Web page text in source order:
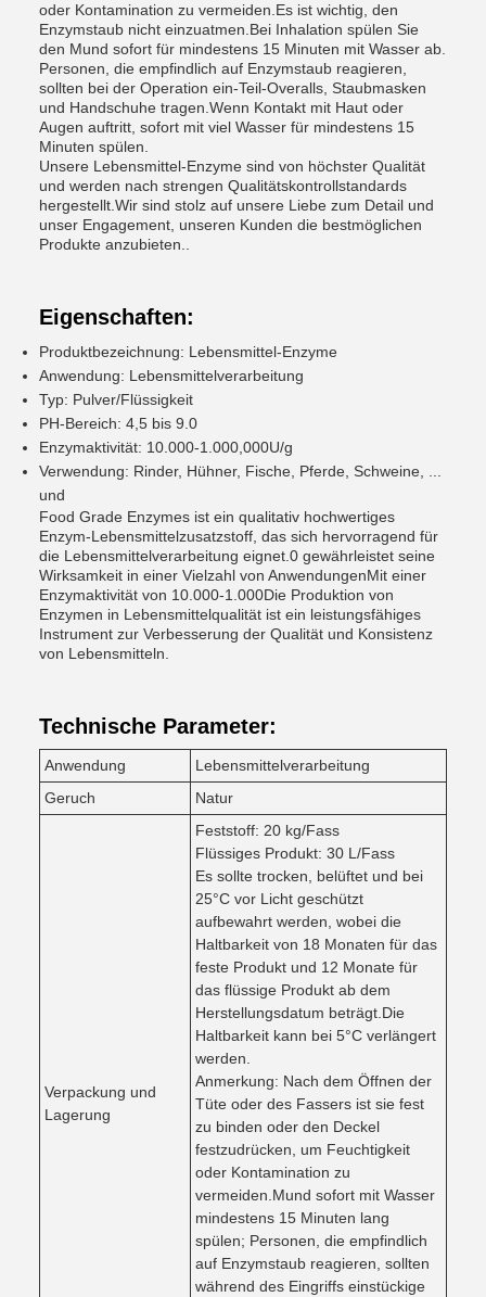
oder Kontamination zu vermeiden.Es ist wichtig, den
Enzymstaub nicht einzuatmen.Bei Inhalation spülen Sie
den Mund sofort für mindestens 15 Minuten mit Wasser ab.
Personen, die empfindlich auf Enzymstaub reagieren,
sollten bei der Operation ein-Teil-Overalls, Staubmasken
und Handschuhe tragen.Wenn Kontakt mit Haut oder
Augen auftritt, sofort mit viel Wasser für mindestens 15
Minuten spülen.
Unsere Lebensmittel-Enzyme sind von höchster Qualität
und werden nach strengen Qualitätskontrollstandards
hergestellt.Wir sind stolz auf unsere Liebe zum Detail und
unser Engagement, unseren Kunden die bestmöglichen
Produkte anzubieten..
Eigenschaften:
Produktbezeichnung: Lebensmittel-Enzyme
Anwendung: Lebensmittelverarbeitung
Typ: Pulver/Flüssigkeit
PH-Bereich: 4,5 bis 9.0
Enzymaktivität: 10.000-1.000,000U/g
Verwendung: Rinder, Hühner, Fische, Pferde, Schweine, ...
und
Food Grade Enzymes ist ein qualitativ hochwertiges
Enzym-Lebensmittelzusatzstoff, das sich hervorragend für
die Lebensmittelverarbeitung eignet.0 gewährleistet seine
Wirksamkeit in einer Vielzahl von AnwendungenMit einer
Enzymaktivität von 10.000-1.000Die Produktion von
Enzymen in Lebensmittelqualität ist ein leistungsfähiges
Instrument zur Verbesserung der Qualität und Konsistenz
von Lebensmitteln.
Technische Parameter:
Anwendung
Lebensmittelverarbeitung
Geruch
Natur
Verpackung und
Lagerung
Feststoff: 20 kg/Fass
Flüssiges Produkt: 30 L/Fass
Es sollte trocken, belüftet und bei
25°C vor Licht geschützt
aufbewahrt werden, wobei die
Haltbarkeit von 18 Monaten für das
feste Produkt und 12 Monate für
das flüssige Produkt ab dem
Herstellungsdatum beträgt.Die
Haltbarkeit kann bei 5°C verlängert
werden.
Anmerkung: Nach dem Öffnen der
Tüte oder des Fassers ist sie fest
zu binden oder den Deckel
festzudrücken, um Feuchtigkeit
oder Kontamination zu
vermeiden.Mund sofort mit Wasser
mindestens 15 Minuten lang
spülen; Personen, die empfindlich
auf Enzymstaub reagieren, sollten
während des Eingriffs einstückige